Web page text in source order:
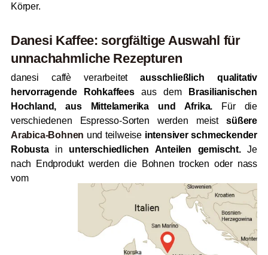
Körper.
Danesi Kaffee: sorgfältige Auswahl für
unnachahmliche Rezepturen
danesi caffè verarbeitetausschließlich qualitativ
hervorragende Rohkaffeesaus dem
Brasilianischen
Hochland, aus Mittelamerika und Afrika. Für die
verschiedenen Espresso-Sorten werden meistsüßere
Arabica-Bohnen und teilweise intensiver schmeckender
Robustain unterschiedlichen Anteilen gemischt.Je
nach Endprodukt werden die Bohnen trocken oder nass
vom